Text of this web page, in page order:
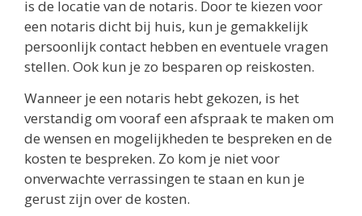
is de locatie van de notaris. Door te kiezen voor
een notaris dicht bij huis, kun je gemakkelijk
persoonlijk contact hebben en eventuele vragen
stellen. Ook kun je zo besparen op reiskosten.
Wanneer je een notaris hebt gekozen, is het
verstandig om vooraf een afspraak te maken om
de wensen en mogelijkheden te bespreken en de
kosten te bespreken. Zo kom je niet voor
onverwachte verrassingen te staan en kun je
gerust zijn over de kosten.